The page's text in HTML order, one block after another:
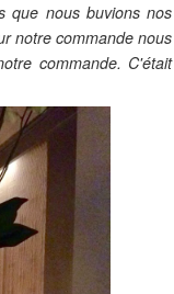
que nous buvions nos
notre commande nous
commande. C'était